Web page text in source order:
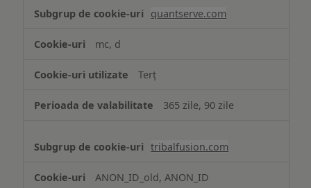
quantserve.com
mc, d
Terț
365 zile, 90 zile
tribalfusion.com
ANON_ID_old, ANON_ID